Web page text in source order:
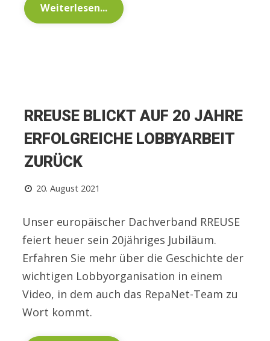
Weiterlesen...
RREUSE BLICKT AUF 20 JAHRE
ERFOLGREICHE LOBBYARBEIT
ZURÜCK
20. August 2021
Unser europäischer Dachverband RREUSE
feiert heuer sein 20jähriges Jubiläum.
Erfahren Sie mehr über die Geschichte der
wichtigen Lobbyorganisation in einem
Video, in dem auch das RepaNet-Team zu
Wort kommt.